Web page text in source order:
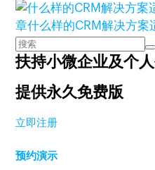
章什么样的CRM解决方案
扶持小微企业及个人
提供永久免费版
立即注册
预约演示